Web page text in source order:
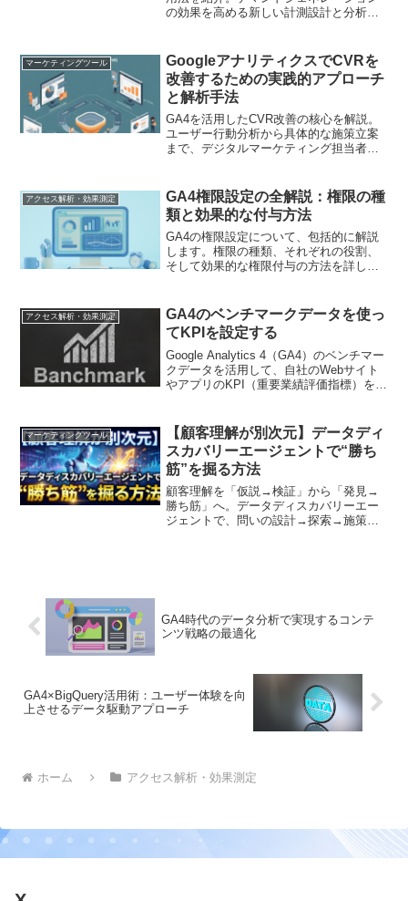
の効果を高める新しい計測設計と分析手
マーケティングツール
GoogleアナリティクスでCVRを
改善するための実践的アプローチ
と解析手法
GA4を活用したCVR改善の核心を解説。
ユーザー行動分析から具体的な施策立案
まで、デジタルマーケティング担当者が
アクセス解析・効果測定
GA4権限設定の全解説：権限の種
類と効果的な付与方法
GA4の権限設定について、包括的に解説
します。権限の種類、それぞれの役割、
そして効果的な権限付与の方法を詳しく
す。
アクセス解析・効果測定
GA4のベンチマークデータを使っ
てKPIを設定する
Google Analytics 4（GA4）のベンチマー
クデータを活用して、自社のWebサイト
やアプリのKPI（重要業績評価指標）を設
を立てることができます。
マーケティングツール
【顧客理解が別次元】データディ
スカバリーエージェントで“勝ち
筋”を掘る方法
顧客理解を「仮説→検証」から「発見→
勝ち筋」へ。データディスカバリーエー
ジェントで、問いの設計→探索→施策化
GA4時代のデータ分析で実現するコンテ
ンツ戦略の最適化
GA4×BigQuery活用術：ユーザー体験を向
上させるデータ駆動アプローチ
ホーム アクセス解析・効果測定